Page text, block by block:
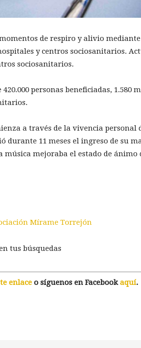
momentos de respiro y alivio
y centros sociosanitarios.
sociosanitarios.
personas beneficiadas, 1.580
a través de la vivencia personal
11 meses el ingreso de su
mejoraba el estado de ánimo
Mírame Torrejón
tus búsquedas
enlace o síguenos en Facebookaquí.